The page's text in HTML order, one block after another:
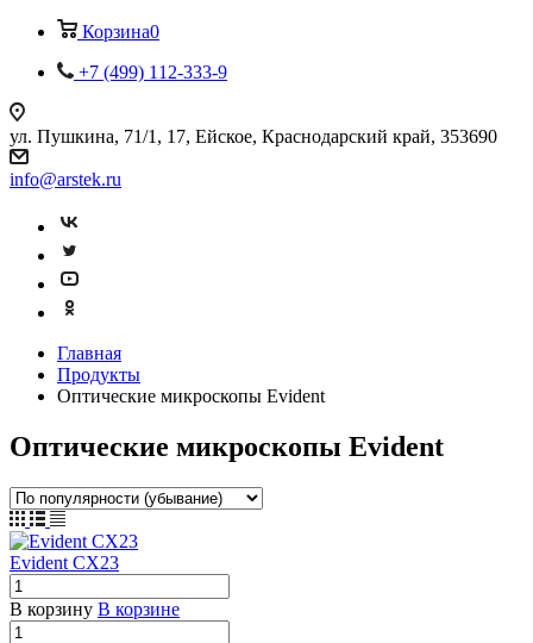
Корзина0
+7 (499) 112-333-9
ул. Пушкина, 71/1, 17, Ейское, Краснодарский край, 353690
info@arstek.ru
Главная
Продукты
Оптические микроскопы Evident
Оптические микроскопы Evident
Evident CX23
В корзину В корзине